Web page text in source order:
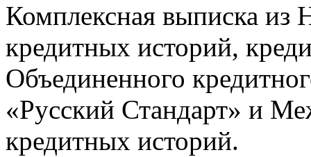
Комплексная выписка из
кредитных историй,
Объединенного
«Русский Стандарт» и
кредитных историй.